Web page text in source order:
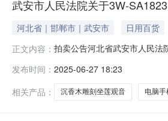
武安市人民法院关于3W-
河北省｜邯郸市｜武安市 日用百货
正文内容： 拍卖公告河北省武安市人民
示页中的市场价仅为平台默认
图片
发布时间： 2025-06-27 18:23
相关产品：
沉香木雕刻坐莲观音 电脑